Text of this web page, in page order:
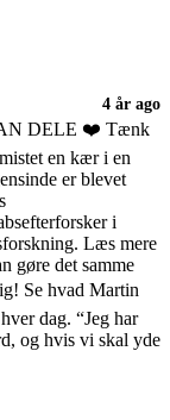
4 år ago
DELE ❤️ Tænk
en kær i en
er blevet
i
Læs mere
gøre det samme
Se hvad Martin
dag. “Jeg har
og hvis vi skal yde